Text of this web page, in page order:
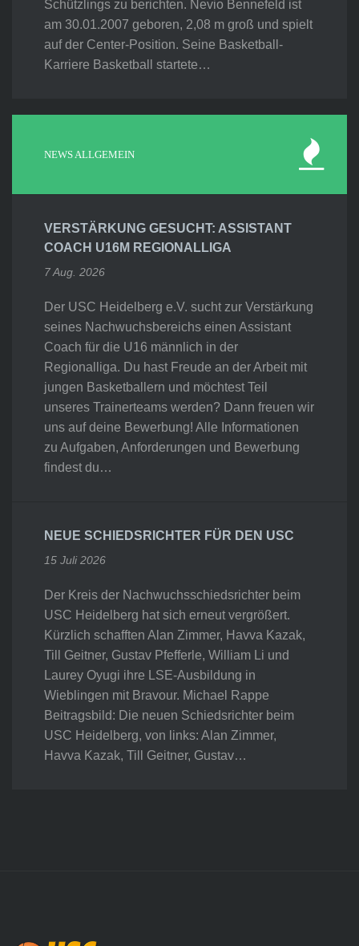
Schützlings zu berichten. Nevio Bennefeld ist
am 30.01.2007 geboren, 2,08 m groß und spielt
auf der Center-Position. Seine Basketball-
Karriere Basketball startete…
NEWS ALLGEMEIN
VERSTÄRKUNG GESUCHT: ASSISTANT
COACH U16M REGIONALLIGA
7 Aug. 2026
Der USC Heidelberg e.V. sucht zur Verstärkung
seines Nachwuchsbereichs einen Assistant
Coach für die U16 männlich in der
Regionalliga. Du hast Freude an der Arbeit mit
jungen Basketballern und möchtest Teil
unseres Trainerteams werden? Dann freuen wir
uns auf deine Bewerbung! Alle Informationen
zu Aufgaben, Anforderungen und Bewerbung
findest du…
NEUE SCHIEDSRICHTER FÜR DEN USC
15 Juli 2026
Der Kreis der Nachwuchsschiedsrichter beim
USC Heidelberg hat sich erneut vergrößert.
Kürzlich schafften Alan Zimmer, Havva Kazak,
Till Geitner, Gustav Pfefferle, William Li und
Laurey Oyugi ihre LSE-Ausbildung in
Wieblingen mit Bravour. Michael Rappe
Beitragsbild: Die neuen Schiedsrichter beim
USC Heidelberg, von links: Alan Zimmer,
Havva Kazak, Till Geitner, Gustav…